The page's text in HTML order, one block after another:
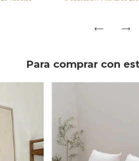
Para comprar con